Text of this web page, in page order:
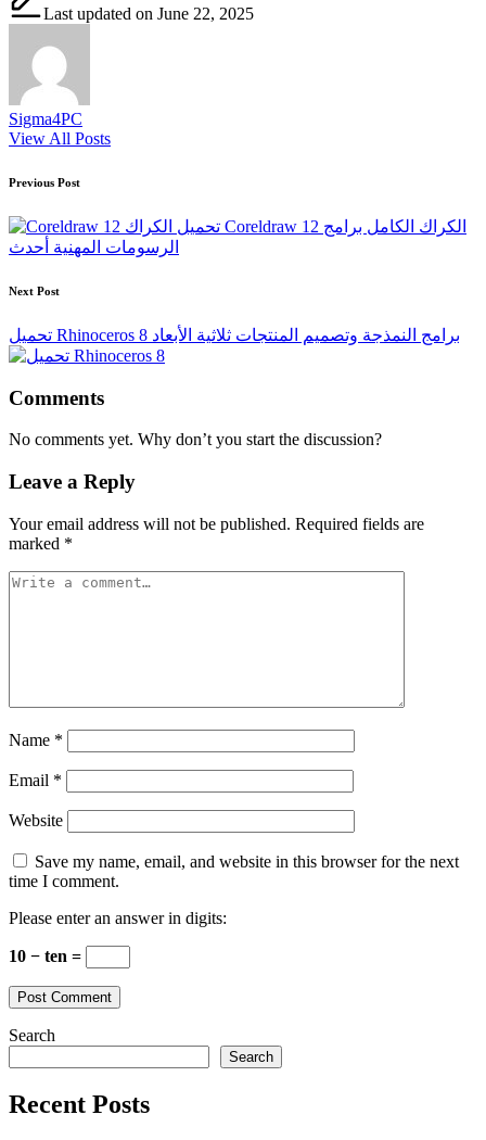
Last updated on June 22, 2025
Sigma4PC
View All Posts
Post
navigation
Previous Post
تحميل Coreldraw 12 الكراك الكامل برامج
الرسومات المهنية أحدث
Next Post
تحميل Rhinoceros 8 برامج النمذجة وتصميم المنتجات ثلاثية الأبعاد
Comments
No comments yet. Why don’t you start the discussion?
Leave a Reply
Your email address will not be published. Required fields are
marked *
Name *
Email *
Website
Save my name, email, and website in this browser for the next
time I comment.
Please enter an answer in digits:
10 − ten =
Search
Search
Recent Posts